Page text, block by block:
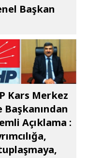
Başkan
Kars Merkez
Başkanından
Açıklama :